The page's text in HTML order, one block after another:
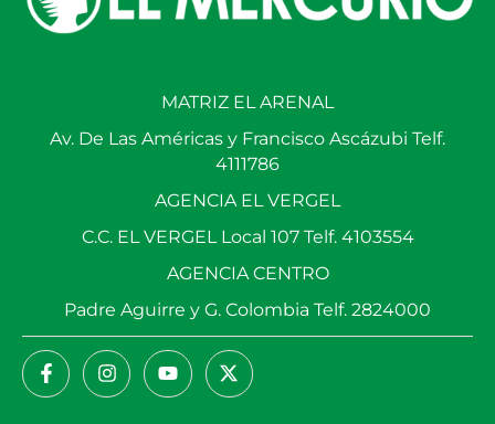
MATRIZ EL ARENAL
Av. De Las Américas y Francisco Ascázubi Telf.
4111786
AGENCIA EL VERGEL
C.C. EL VERGEL Local 107 Telf. 4103554
AGENCIA CENTRO
Padre Aguirre y G. Colombia Telf. 2824000